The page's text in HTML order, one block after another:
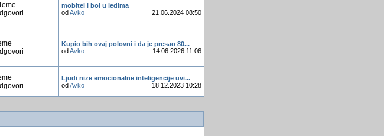
mobitel i bol u ledima
odAvko 21.06.2024 08:50
Kupio bih ovaj polovni i da je presao 80...
odAvko 14.06.2026 11:06
Ljudi nize emocionalne inteligencije uvi...
odAvko 18.12.2023 10:28